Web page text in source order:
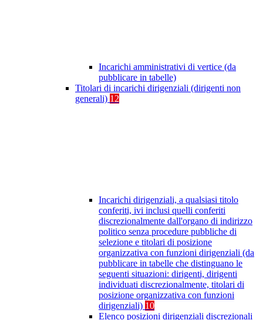
Incarichi amministrativi di vertice (da
pubblicare in tabelle)
Titolari di incarichi dirigenziali (dirigenti non
generali) 12
Incarichi dirigenziali, a qualsiasi titolo
conferiti, ivi inclusi quelli conferiti
discrezionalmente dall'organo di indirizzo
politico senza procedure pubbliche di
selezione e titolari di posizione
organizzativa con funzioni dirigenziali (da
pubblicare in tabelle che distinguano le
seguenti situazioni: dirigenti, dirigenti
individuati discrezionalmente, titolari di
posizione organizzativa con funzioni
dirigenziali) 10
Elenco posizioni dirigenziali discrezionali